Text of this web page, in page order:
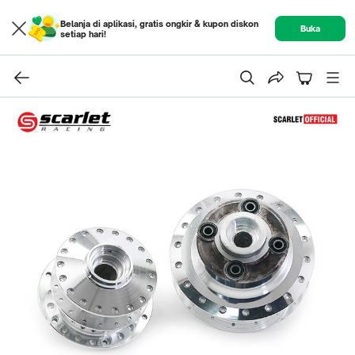
Belanja di aplikasi, gratis ongkir & kupon diskon
setiap hari!
Buka